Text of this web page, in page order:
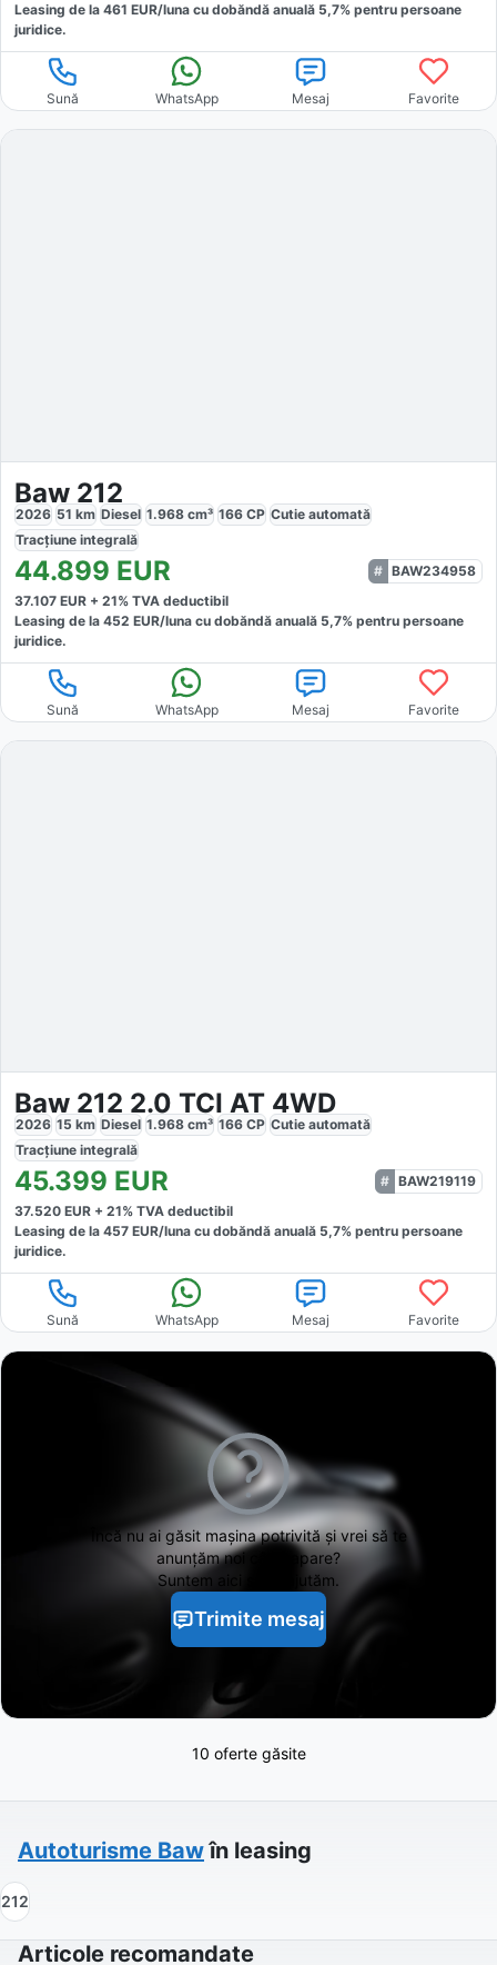
Leasing de la 461 EUR/luna cu dobăndă anuală 5,7% pentru persoane
juridice.
Sună WhatsApp Mesaj Favorite
Baw 212
2026 51 km Diesel 1.968 cm³ 166 CP Cutie automată
Tracțiune integrală
44.899 EUR
BAW234958
37.107 EUR + 21% TVA deductibil
Leasing de la 452 EUR/luna cu dobăndă anuală 5,7% pentru persoane
juridice.
Sună WhatsApp Mesaj Favorite
Baw 212 2.0 TCI AT 4WD
2026 15 km Diesel 1.968 cm³ 166 CP Cutie automată
Tracțiune integrală
45.399 EUR
BAW219119
37.520 EUR + 21% TVA deductibil
Leasing de la 457 EUR/luna cu dobăndă anuală 5,7% pentru persoane
juridice.
Sună WhatsApp Mesaj Favorite
Încă nu ai găsitmașina potrivită și vrei să te
anunțăm noi când apare?
Suntem aici să te ajutăm.
Trimite mesaj
10 oferte găsite
Autoturisme Baw în leasing
212
Articole recomandate